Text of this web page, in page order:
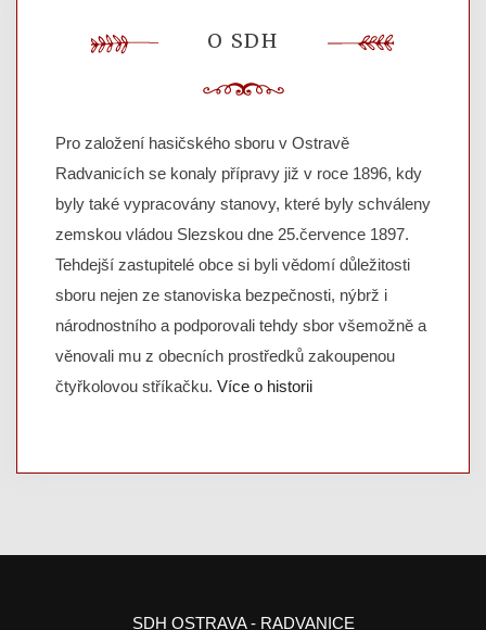
O SDH
Pro založení hasičského sboru v Ostravě
Radvanicích se konaly přípravy již v roce 1896, kdy
byly také vypracovány stanovy, které byly schváleny
zemskou vládou Slezskou dne 25.července 1897.
Tehdejší zastupitelé obce si byli vědomí důležitosti
sboru nejen ze stanoviska bezpečnosti, nýbrž i
národnostního a podporovali tehdy sbor všemožně a
věnovali mu z obecních prostředků zakoupenou
čtyřkolovou stříkačku. Více o historii
SDH OSTRAVA - RADVANICE